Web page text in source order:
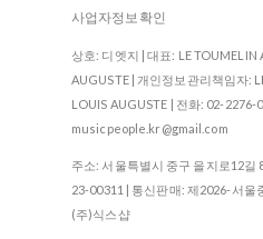
사업자정보확인
상호: 디엣지 | 대표: LE TOUMELIN
AUGUSTE | 개인정보관리책임자:
LOUIS AUGUSTE | 전화: 02-2276-
musicpeople.kr@gmail.com
주소: 서울특별시 중구 을지로12길
23-00311 | 통신판매: 제2026-서울
(주)식스샵